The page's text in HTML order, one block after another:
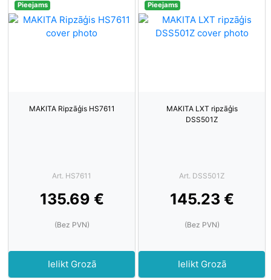
Pieejams
MAKITA Ripzāģis HS7611
Art. HS7611
135.69 €
(Bez PVN)
Ielikt Grozā
Pieejams
MAKITA LXT ripzāģis
DSS501Z
Art. DSS501Z
145.23 €
(Bez PVN)
Ielikt Grozā